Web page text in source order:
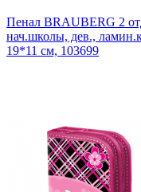
Пенал BRAUBERG 2
нач.школы, дев.,
19*11 см, 103699